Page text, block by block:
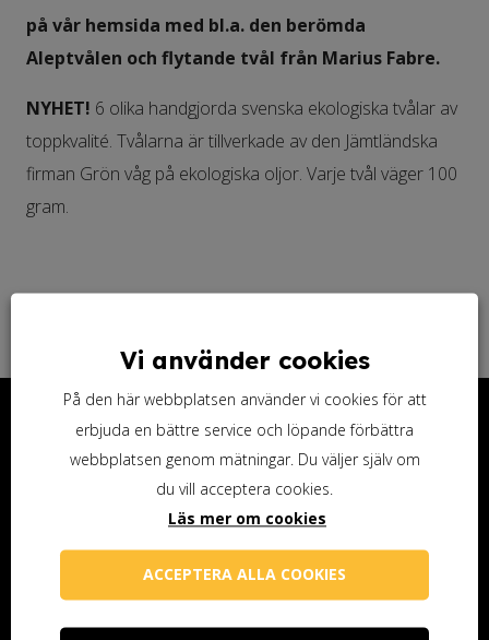
på vår hemsida med bl.a. den berömda
Aleptvålen och flytande tvål från Marius Fabre.
NYHET! 6 olika handgjorda svenska ekologiska tvålar av
toppkvalité. Tvålarna är tillverkade av den Jämtländska
firman Grön våg på ekologiska oljor. Varje tvål väger 100
gram.
Ottosson Färgmakeri AB
Kontoristgatan 10
Telefon (butiken): 040-48 25 74
info@ottossonfarg.com
Vi använder cookies
På den här webbplatsen använder vi cookies för att
erbjuda en bättre service och löpande förbättra
webbplatsen genom mätningar. Du väljer själv om
du vill acceptera cookies.
Läs mer om cookies
ACCEPTERA ALLA COOKIES